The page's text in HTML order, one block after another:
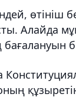
өтініш
Алайда